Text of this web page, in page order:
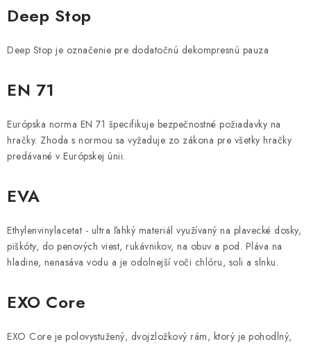
Deep Stop
Deep Stop je označenie pre dodatočnú dekompresnú pauza
EN 71
Európska norma EN 71 špecifikuje bezpečnostné požiadavky na
hračky. Zhoda s normou sa vyžaduje zo zákona pre všetky hračky
predávané v Európskej únii.
EVA
Ethylenvinylacetat - ultra ľahký materiál využívaný na plavecké dosky,
piškóty, do penových viest, rukávnikov, na obuv a pod. Pláva na
hladine, nenasáva vodu a je odolnejší voči chlóru, soli a slnku.
EXO Core
EXO Core je polovystužený, dvojzložkový rám, ktorý je pohodlný,